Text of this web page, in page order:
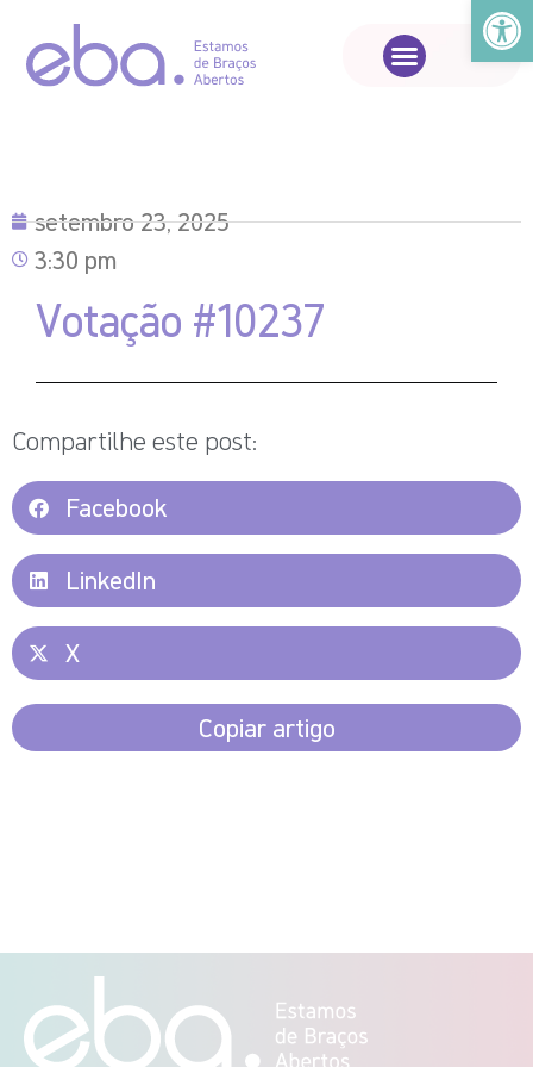
Abrir
setembro 23, 2025
3:30 pm
Votação #10237
Compartilhe este post:
Facebook
LinkedIn
X
Copiar artigo